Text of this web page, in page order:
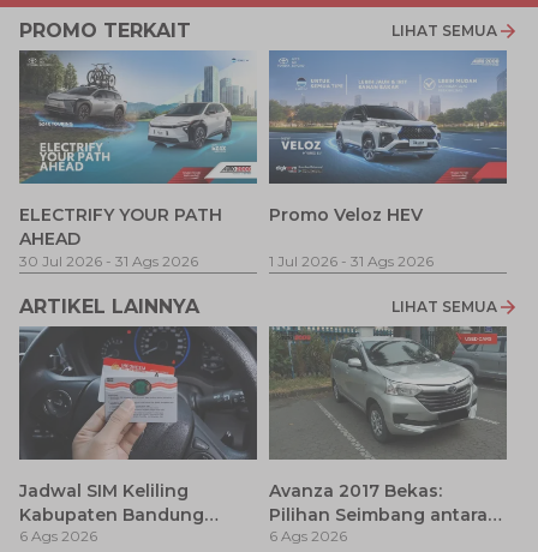
PROMO TERKAIT LIHAT SEMUA
ELECTRIFY YOUR PATH
AHEAD
30 Jul 2026 - 31 Ags 2026
Promo Veloz HEV
1 Jul 2026 - 31 Ags 2026
ARTIKEL LAINNYA LIHAT SEMUA
Jadwal SIM Keliling
Kabupaten Bandung
Terbaru 2026 dan
6 Ags 2026
Avanza 2017 Bekas:
Pilihan Seimbang antara
Harga dan Fitur Modern
6 Ags 2026